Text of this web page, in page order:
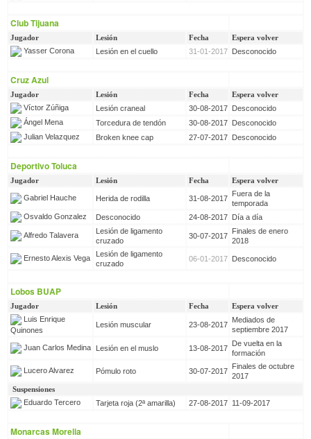
Club Tijuana
Jugador Lesión Fecha
Espera volver
Yasser Corona
Lesión en el cuello 31-01-2017 Desconocido
Cruz Azul
Jugador Lesión Fecha
Espera volver
Víctor Zúñiga
Lesión craneal 30-08-2017
Desconocido
Ángel Mena
Torcedura de tendón 30-08-2017
Desconocido
Julian Velazquez
Broken knee cap 27-07-2017 Desconocido
Deportivo Toluca
Jugador Lesión Fecha Espera volver
Gabriel Hauche Herida de rodilla 31-08-2017
Fuera de la
temporada
Osvaldo Gonzalez
Desconocido 24-08-2017 Día a día
Alfredo Talavera
Lesión de ligamento
cruzado
30-07-2017
Finales de enero
2018
Ernesto Alexis Vega
Lesión de ligamento
cruzado
06-01-2017 Desconocido
Lobos BUAP
Jugador Lesión Fecha
Espera volver
Luis Enrique
Quinones
Lesión muscular 23-08-2017
Mediados de
septiembre 2017
Juan Carlos Medina Lesión en el muslo 13-08-2017
De vuelta en la
formación
Lucero Alvarez Pómulo roto 30-07-2017
Finales de octubre
2017
Suspensiones
Eduardo Tercero
Tarjeta roja (2ª amarilla) 27-08-2017 11-09-2017
Monarcas Morelia